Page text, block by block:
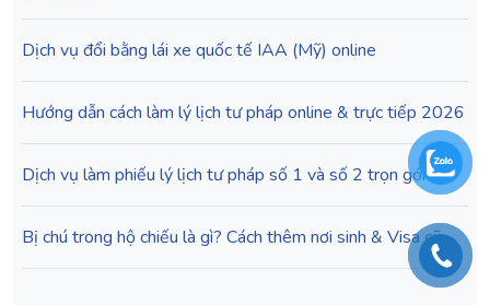
Dịch vụ đổi bằng lái xe quốc tế IAA (Mỹ) online
Hướng dẫn cách làm lý lịch tư pháp online & trực tiếp 2026
Dịch vụ làm phiếu lý lịch tư pháp số 1 và số 2 trọn gói
Bị chú trong hộ chiếu là gì? Cách thêm nơi sinh & Visa cũ